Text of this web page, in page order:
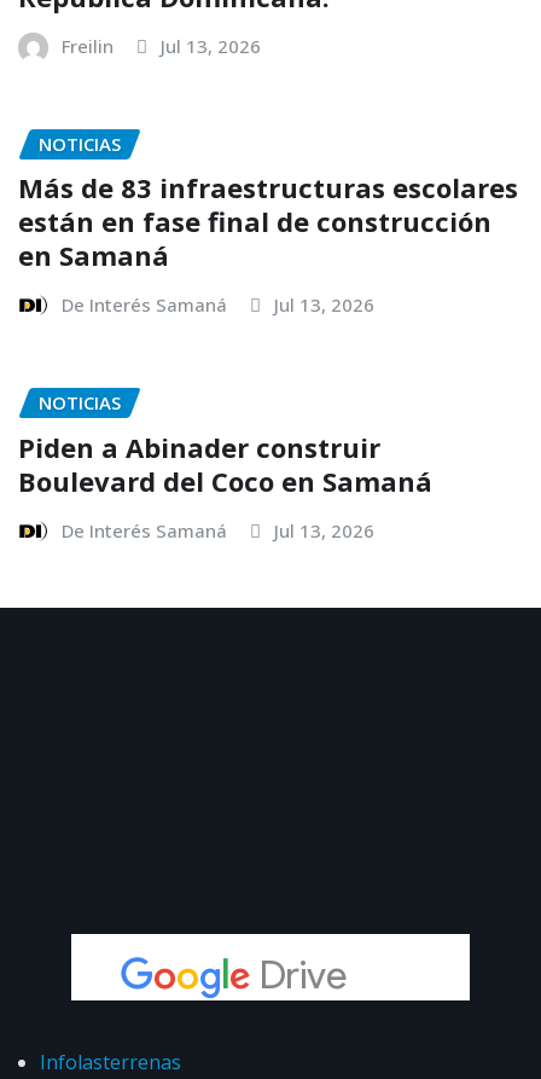
Freilin Jul 13, 2026
NOTICIAS
Más de 83 infraestructuras escolares
están en fase final de construcción
en Samaná
De Interés Samaná Jul 13, 2026
NOTICIAS
Piden a Abinader construir
Boulevard del Coco en Samaná
De Interés Samaná Jul 13, 2026
Infolasterrenas